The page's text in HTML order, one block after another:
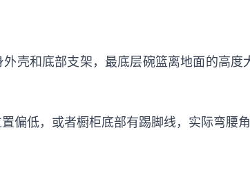
壳和底部支架，最底层碗篮离地面的高度
偏低，或者橱柜底部有踢脚线，实际弯腰角